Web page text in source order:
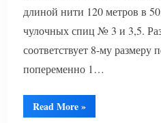
длиной нити 120 метров в
чулочных спиц № 3 и 3,5.
соответствует 8-му размеру
попеременно 1…
Read More“Митенки
спицами”
»